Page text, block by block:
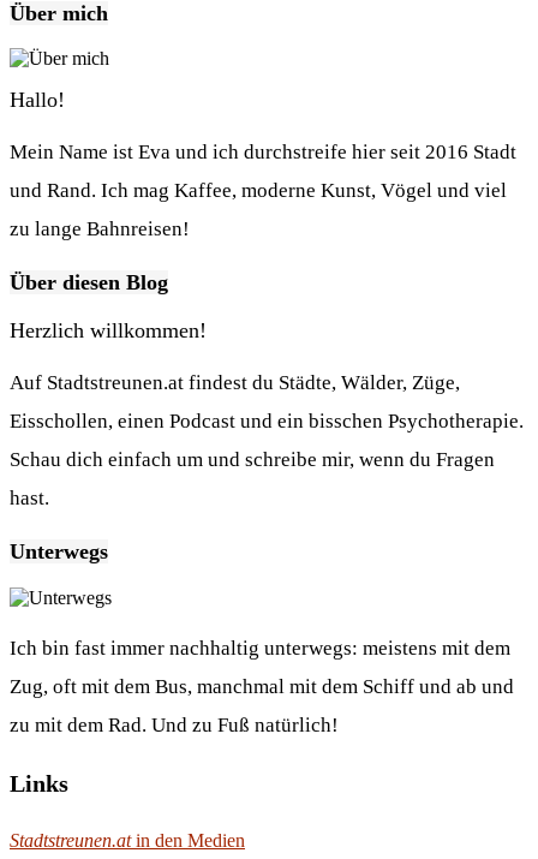
Über mich
Hallo!
Mein Name ist Eva und ich durchstreife hier seit 2016 Stadt
und Rand. Ich mag Kaffee, moderne Kunst, Vögel und viel
zu lange Bahnreisen!
Über diesen Blog
Herzlich willkommen!
Auf Stadtstreunen.at findest du Städte, Wälder, Züge,
Eisschollen, einen Podcast und ein bisschen Psychotherapie.
Schau dich einfach um und schreibe mir, wenn du Fragen
hast.
Unterwegs
Ich bin fast immer nachhaltig unterwegs: meistens mit dem
Zug, oft mit dem Bus, manchmal mit dem Schiff und ab und
zu mit dem Rad. Und zu Fuß natürlich!
Links
Stadtstreunen.atin den Medien